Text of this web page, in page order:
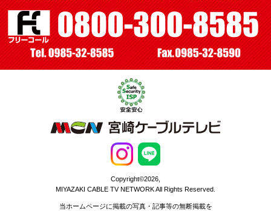
Copyright©2026,
MIYAZAKI CABLE TV NETWORK All Rights Reserved.
当ホームページに掲載の写真・記事等の無断掲載を